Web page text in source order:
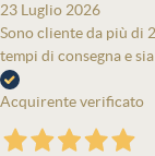
23 Luglio 2026
Sono cliente da più di
tempi di consegna e
Acquirente verificato